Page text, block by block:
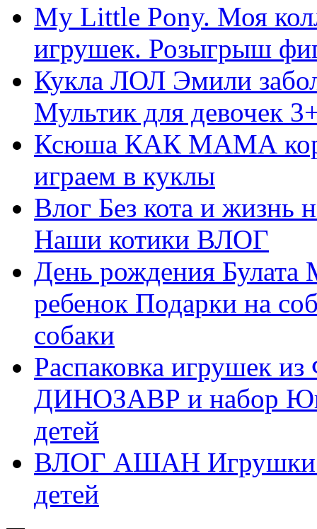
My Little Pony. Моя
игрушек. Розыгрыш
Кукла ЛОЛ Эмили
Мультик для девочек
Ксюша КАК МАМА
играем в куклы
Влог Без кота и жизнь
Наши котики ВЛОГ
День рождения Булата
ребенок Подарки на
собаки
Распаковка игрушек
ДИНОЗАВР и набор
детей
ВЛОГ АШАН Игрушки
детей